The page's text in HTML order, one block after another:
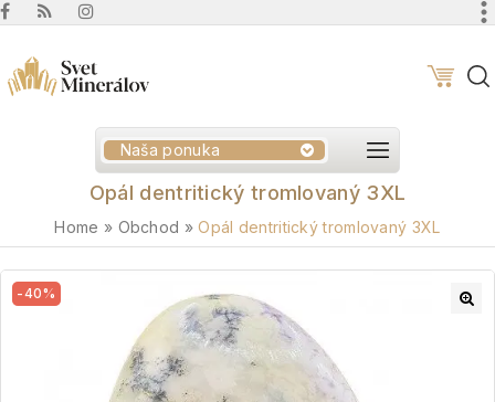
Naša ponuka
Opál dentritický tromlovaný 3XL
Home » Obchod »Opál dentritický tromlovaný 3XL
-40%